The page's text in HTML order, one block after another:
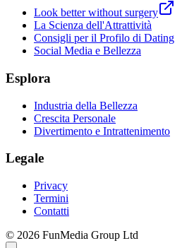
Look better without surgery
La Scienza dell'Attrattività
Consigli per il Profilo di Dating
Social Media e Bellezza
Esplora
Industria della Bellezza
Crescita Personale
Divertimento e Intrattenimento
Legale
Privacy
Termini
Contatti
© 2026 FunMedia Group Ltd